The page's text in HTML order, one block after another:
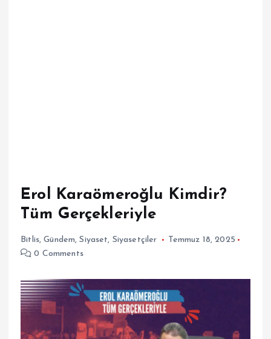
Erol Karaömeroğlu Kimdir?
Tüm Gerçekleriyle
Bitlis,Gündem,Siyaset, Siyasetçiler
Temmuz 18, 2025
0 Comments